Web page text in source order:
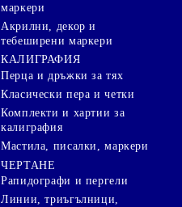
маркери
Акрилни, декор и
тебеширени маркери
КАЛИГРАФИЯ
Перца и дръжки за тях
Класически пера и четки
Комплекти и хартии за
калиграфия
Мастила, писалки, маркери
ЧЕРТАНЕ
Рапидографи и пергели
Линии, триъгълници,